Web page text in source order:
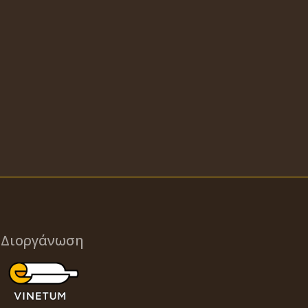
Διοργάνωση